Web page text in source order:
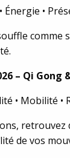
Énergie •
comme
– Qi Gong
• Mobilité •
retrouvez
de vos